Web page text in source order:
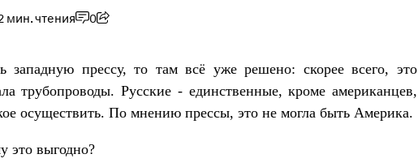
мин. чтения 0
западную прессу, то там всё уже решено: скорее всего, это
трубопроводы. Русские - единственные, кроме американцев,
осуществить. По мнению прессы, это не могла быть Америка.
это выгодно?